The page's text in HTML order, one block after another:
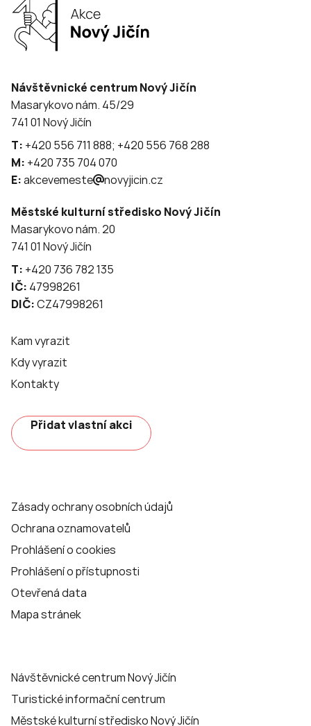
Návštěvnické centrum Nový Jičín
Masarykovo nám. 45/29
741 01 Nový Jičín
T: +420 556 711 888; +420 556 768 288
M: +420 735 704 070
E:akcevemeste novyjicin.cz
Městské kulturní středisko Nový Jičín
Masarykovo nám. 20
741 01 Nový Jičín
T: +420 736 782 135
IČ: 47998261
DIČ:CZ47998261
Kam vyrazit
Kdy vyrazit
Kontakty
Přidat vlastní akci
Zásady ochrany osobních údajů
Ochrana oznamovatelů
Prohlášení o cookies
Prohlášení o přístupnosti
Otevřená data
Mapa stránek
Návštěvnické centrum Nový Jičín
Turistické informační centrum
Městské kulturní středisko Nový Jičín